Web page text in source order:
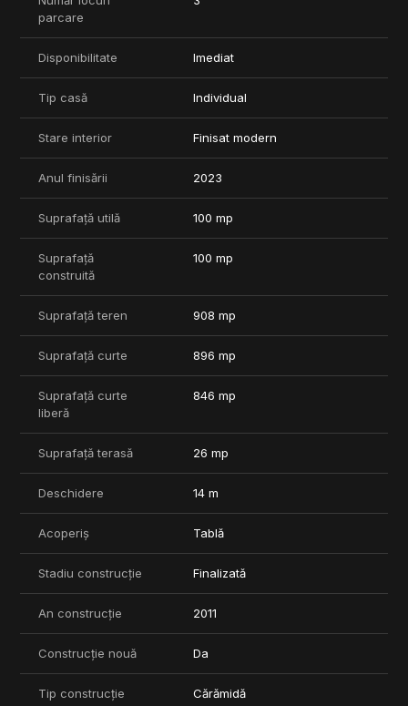
Porotherm (nu exista pereti din gips-carton). Termoizolatie
fatada exterioara cu polistiren expandat cu o grosime de 10 cm.
Ferestre din tamplarie PVC alb Rehau 7 camere de izolare.
Magazie scule din metal.
Curte amenajata cu nocturna, gazon, piscina, livada 15 pomi
fructiferi, zona de gradina legume si alte plante decorative.
Suprafata terenului este de 908 mp dintre care: 238 mp
intravilan, 658 mp extravilan (extindere curte) si 12 mp cota de
drum privata.
Se poate vinde complet echipată: mobilă, electrocasnice
(cuptor, plită, mașină de spălat vase și rufe, uscător, frigider),
dar și magazie complet dotată cu scule și unelte pentru
frunze etc.) la prețul de 148.000 EUR.
NU EXISTA COMISION PENTRU CUMPARATOR!
parcare
Disponibilitate Imediat
Tip casă Individual
Stare interior Finisat modern
Anul finisării 2023
Suprafață utilă 100 mp
Suprafață
construită
100 mp
Suprafață teren 908 mp
Suprafață curte 896 mp
Suprafață curte
liberă
846 mp
Suprafață terasă 26 mp
Deschidere 14 m
Acoperiș Tablă
Stadiu construcție Finalizată
An construcție 2011
Construcție nouă Da
Tip construcție Cărămidă